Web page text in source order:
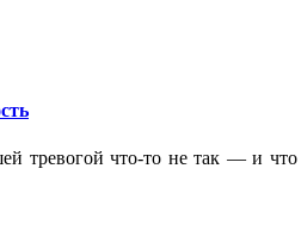
тревогой что-то не так — и что